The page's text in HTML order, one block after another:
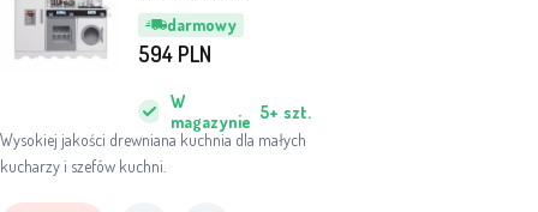
darmowy
KUCHNIA DLA DZIECI
MR6160 Biała
Wysokiej jakości drewniana kuchnia dla małych
kucharzy i szefów kuchni.
W
magazynie 5+ szt.
594 PLN